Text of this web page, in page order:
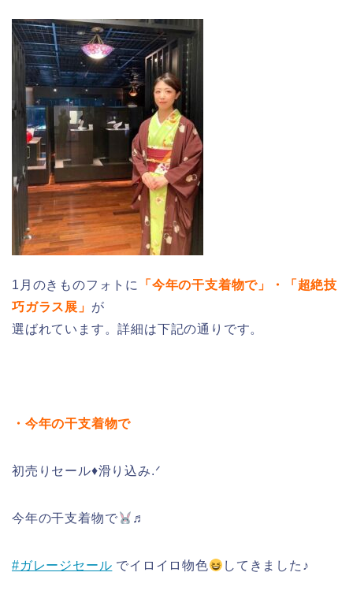
1月のきものフォトに
「今年の干支着物で」・「超絶技
巧ガラス展」 が
選ばれています。詳細は下記の通りです。
・今年の干支着物で
初売りセール♦滑り込み.ᐟ
今年の干支着物で ♬
#ガレージセール でイロイロ物色 してきました♪